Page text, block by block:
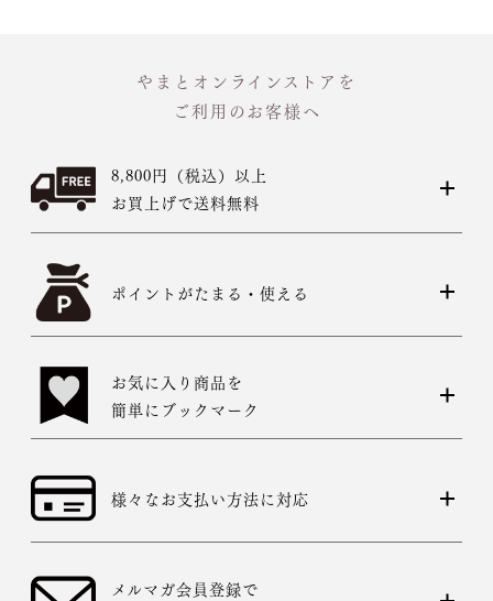
やまとオンラインストアを
ご利用のお客様へ
8,800円（税込）以上
お買上げで送料無料
ポイントがたまる・使える
お気に入り商品を
簡単にブックマーク
様々なお支払い方法に対応
メルマガ会員登録で